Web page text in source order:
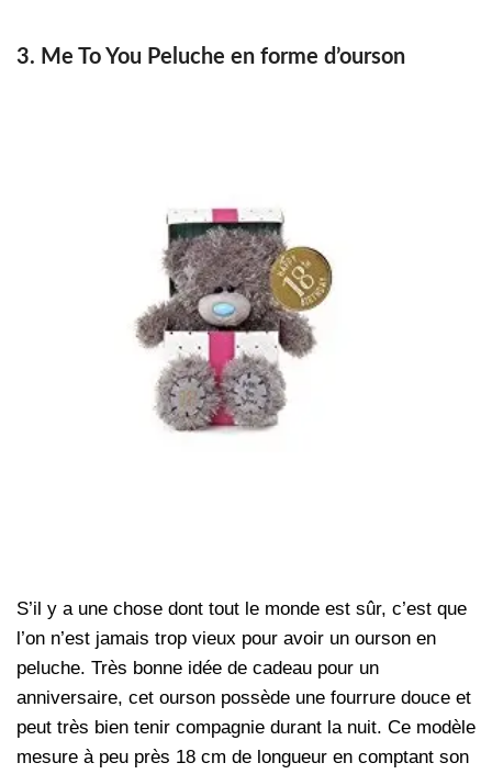
3. Me To You Peluche en forme d’ourson
S’il y a une chose dont tout le monde est sûr, c’est que
l’on n’est jamais trop vieux pour avoir un ourson en
peluche. Très bonne idée de cadeau pour un
anniversaire, cet ourson possède une fourrure douce et
peut très bien tenir compagnie durant la nuit. Ce modèle
mesure à peu près 18 cm de longueur en comptant son